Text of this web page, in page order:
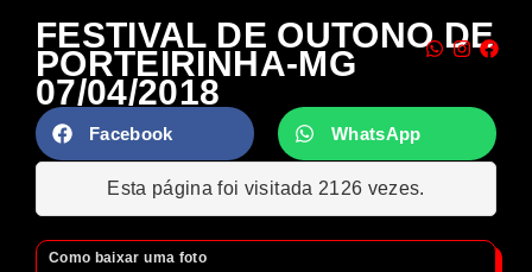
FESTIVAL DE OUTONO DE
PORTEIRINHA-MG
07/04/2018
Facebook WhatsApp
Esta página foi visitada 2126 vezes.
Como baixar uma foto